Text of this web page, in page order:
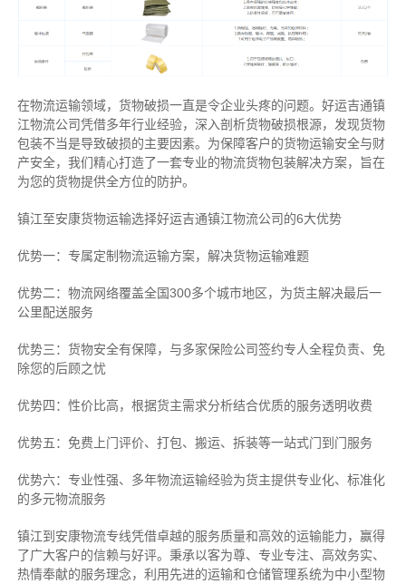
在物流运输领域，货物破损一直是令企业头疼的问题。好运吉通镇
江物流公司凭借多年行业经验，深入剖析货物破损根源，发现货物
包装不当是导致破损的主要因素。为保障客户的货物运输安全与财
产安全，我们精心打造了一套专业的物流货物包装解决方案，旨在
为您的货物提供全方位的防护。
镇江至安康货物运输选择好运吉通镇江物流公司的6大优势
优势一：专属定制物流运输方案，解决货物运输难题
优势二：物流网络覆盖全国300多个城市地区，为货主解决最后一
公里配送服务
优势三：货物安全有保障，与多家保险公司签约专人全程负责、免
除您的后顾之忧
优势四：性价比高，根据货主需求分析结合优质的服务透明收费
优势五：免费上门评价、打包、搬运、拆装等一站式门到门服务
优势六：专业性强、多年物流运输经验为货主提供专业化、标准化
的多元物流服务
镇江到安康物流专线凭借卓越的服务质量和高效的运输能力，赢得
了广大客户的信赖与好评。 秉承以客为尊、专业专注、高效务实、
热情奉献的服务理念，利用先进的运输和仓储管理系统为中小型物